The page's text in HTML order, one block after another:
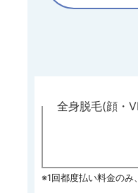
全身脱毛(顔・
※1回都度払い料金のみ